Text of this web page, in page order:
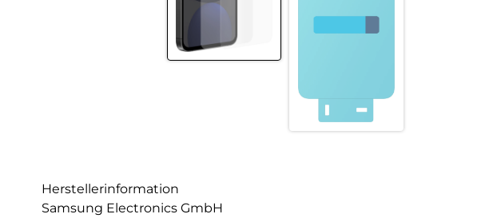
Herstellerinformation
Samsung Electronics GmbH